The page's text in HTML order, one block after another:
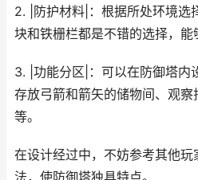
2. |防护材料|：根据所处环境选
块和铁栅栏都是不错的选择，能
3. |功能分区|：可以在防御塔内
存放弓箭和箭矢的储物间、观
等。
在设计经过中，不妨参考其他